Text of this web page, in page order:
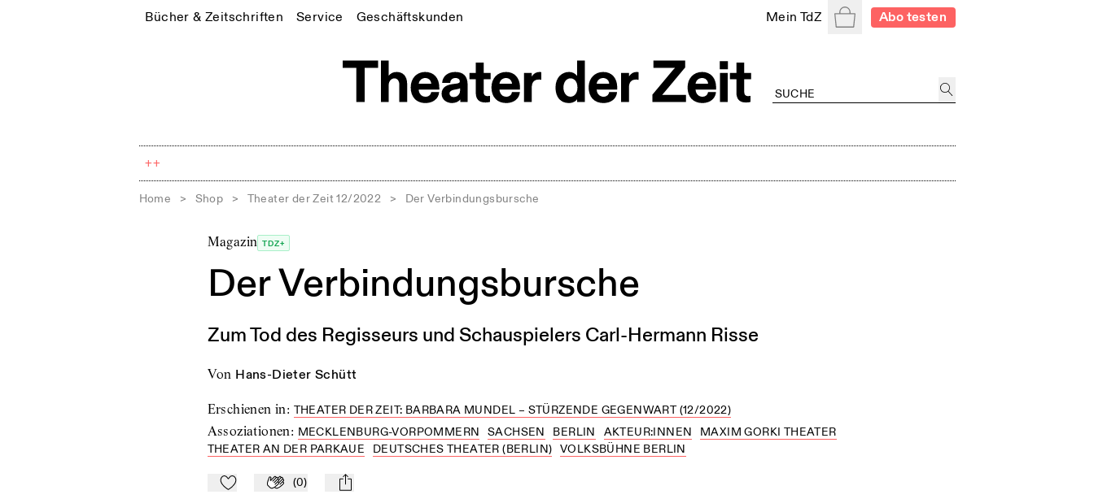
Bücher & Zeitschriften Service Geschäftskunden Mein TdZ WarenkorbAbo testen
++
Home > Shop > Theater der Zeit 12/2022 > Der Verbindungsbursche
Magazin TDZ+
Der Verbindungsbursche
Zum Tod des Regisseurs und Schauspielers Carl-Hermann Risse
von Hans-Dieter Schütt
Erschienen in: THEATER DER ZEIT: BARBARA MUNDEL – STÜRZENDE GEGENWART (12/2022)
Assoziationen: MECKLENBURG-VORPOMMERN SACHSEN BERLIN AKTEUR:INNEN
MAXIM GORKI THEATER
THEATER AN DER PARKAUE
DEUTSCHES THEATER (BERLIN) VOLKSBÜHNE BERLIN
Zu Mein-TdZ hinzufügen
Applaudieren
(0) mail